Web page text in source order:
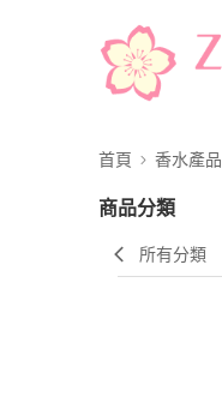
首頁 香水產品
商品分類
所有分類